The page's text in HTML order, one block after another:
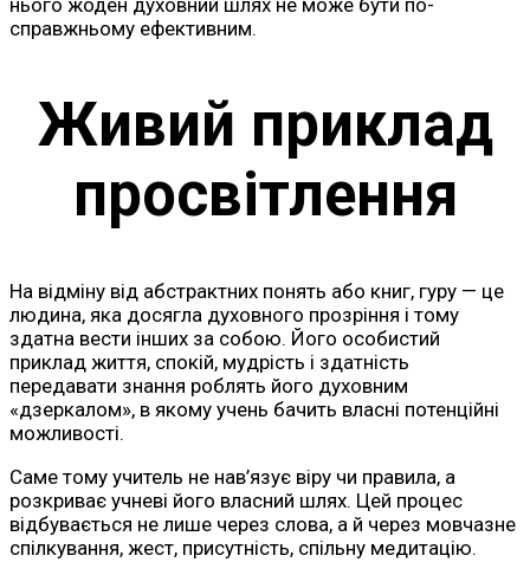
справжньому ефективним.
Живий приклад
просвітлення
На відміну від абстрактних понять або книг, гуру — це
людина, яка досягла духовного прозріння і тому
здатна вести інших за собою. Його особистий
приклад життя, спокій, мудрість і здатність
передавати знання роблять його духовним
«дзеркалом», в якому учень бачить власні потенційні
можливості.
Саме тому учитель не нав’язує віру чи правила, а
розкриває учневі його власний шлях. Цей процес
відбувається не лише через слова, а й через мовчазне
спілкування, жест, присутність, спільну медитацію.